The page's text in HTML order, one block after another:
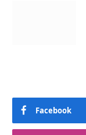
Facebook